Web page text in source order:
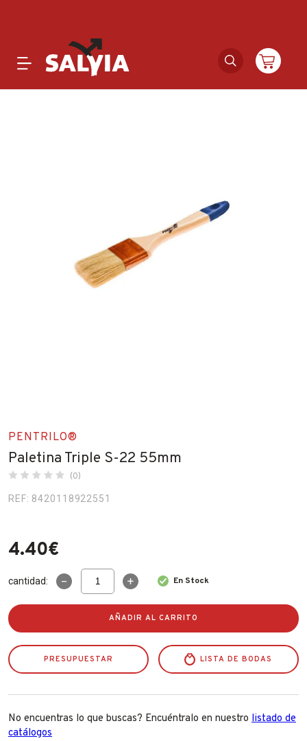
Catálogos
Contacto
PENTRILO®
Paletina Triple S-22 55mm
(0)
REF: 8420118922551
4.40€
cantidad:
Paletina
Triple
cantidad
En Stock
AÑADIR AL CARRITO
PRESUPUESTAR LISTA DE BODAS
No encuentras lo que buscas? Encuéntralo en nuestro listado de
catálogos